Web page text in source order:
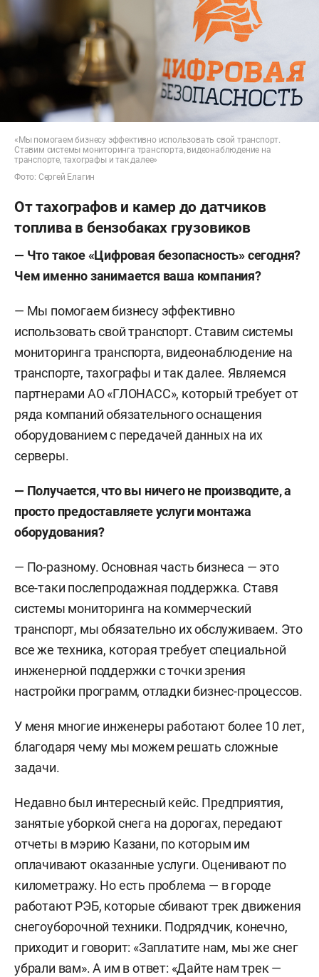
«Мы помогаем бизнесу эффективно использовать свой транспорт.
Ставим системы мониторинга транспорта, видеонаблюдение на
транспорте, тахографы и так далее»
Фото: Сергей Елагин
От тахографов и камер до датчиков
топлива в бензобаках грузовиков
— Что такое «Цифровая безопасность» сегодня?
Чем именно занимается ваша компания?
— Мы помогаем бизнесу эффективно
использовать свой транспорт. Ставим системы
мониторинга транспорта, видеонаблюдение на
транспорте, тахографы и так далее. Являемся
партнерами АО «ГЛОНАСС», который требует от
ряда компаний обязательного оснащения
оборудованием с передачей данных на их
серверы.
— Получается, что вы ничего не производите, а
просто предоставляете услуги монтажа
оборудования?
— По-разному. Основная часть бизнеса — это
все-таки послепродажная поддержка. Ставя
системы мониторинга на коммерческий
транспорт, мы обязательно их обслуживаем. Это
все же техника, которая требует специальной
инженерной поддержки с точки зрения
настройки программ, отладки бизнес-процессов.
У меня многие инженеры работают более 10 лет,
благодаря чему мы можем решать сложные
задачи.
Недавно был интересный кейс. Предприятия,
занятые уборкой снега на дорогах, передают
отчеты в мэрию Казани, по которым им
оплачивают оказанные услуги. Оценивают по
километражу. Но есть проблема — в городе
работают РЭБ, которые сбиваюттрек движения
снегоуборочной техники. Подрядчик, конечно,
приходит и говорит: «Заплатите нам, мы же снег
убрали вам». А им в ответ: «Дайте нам трек —